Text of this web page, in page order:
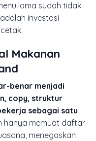
lama sudah tidak
investasi
Makanan
benar menjadi
copy, struktur
sebagai satu
hanya memuat daftar
menegaskan